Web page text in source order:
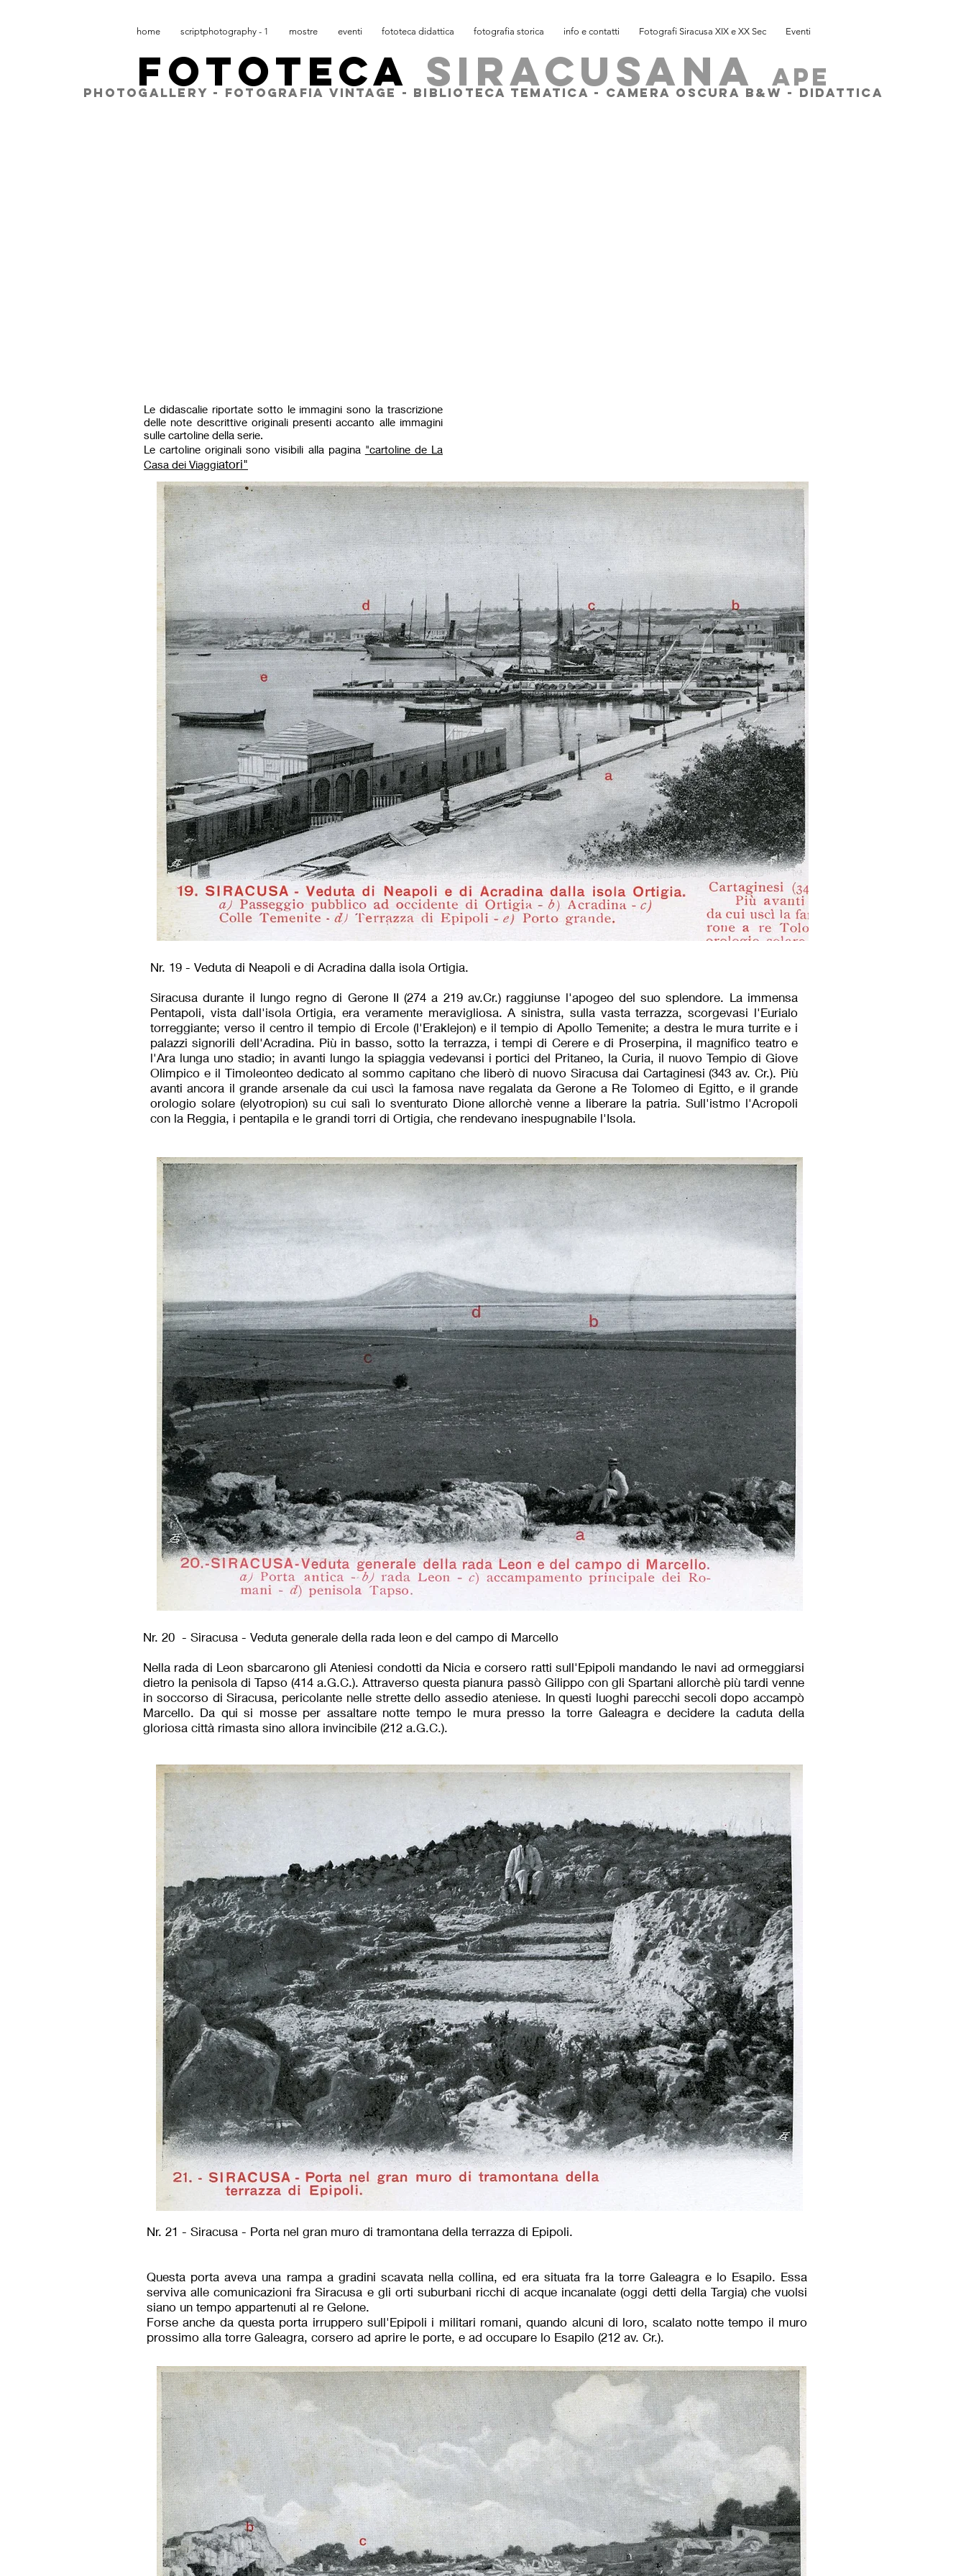
home scriptphotography - 1 mostre eventi fototeca didattica fotografia storica info e contatti Fotografi Siracusa XIX e XX Sec Eventi
FOTOTECA SIRACUSANAape
PHOTOGALLERY - FOTOGRAFIA VINTAGE - BIBLIOTECA TEMATICA - CAMERA OSCURA B&W - DIDATTICA
Le didascalie riportate sotto le immagini sono la trascrizione
delle note descrittive originali presenti accanto alle immagini
sulle cartoline della serie.
Le cartoline originali sono visibili alla pagina "cartoline de La
Casa dei Viaggiatori"
Nr. 19 - Veduta di Neapoli e di Acradina dalla isola Ortigia.
Siracusa durante il lungo regno di Gerone II (274 a 219 av.Cr.) raggiunse l'apogeo del suo splendore. La immensa
Pentapoli, vista dall'isola Ortigia, era veramente meravigliosa. A sinistra, sulla vasta terrazza, scorgevasi l'Eurialo
torreggiante; verso il centro il tempio di Ercole (l'Eraklejon) e il tempio di Apollo Temenite; a destra le mura turrite e i
palazzi signorili dell'Acradina. Più in basso, sotto la terrazza, i tempi di Cerere e di Proserpina, il magnifico teatro e
l'Ara lunga uno stadio; in avanti lungo la spiaggia vedevansi i portici del Pritaneo, la Curia, il nuovo Tempio di Giove
Olimpico e il Timoleonteo dedicato al sommo capitano che liberò di nuovo Siracusa dai Cartaginesi (343 av. Cr.). Più
avanti ancora il grande arsenale da cui uscì la famosa nave regalata da Gerone a Re Tolomeo di Egitto, e il grande
orologio solare (elyotropion) su cui salì lo sventurato Dione allorchè venne a liberare la patria. Sull'istmo l'Acropoli
con la Reggia, i pentapila e le grandi torri di Ortigia, che rendevano inespugnabile l'Isola.
Nr. 20 - Siracusa - Veduta generale della rada leon e del campo di Marcello
Nella rada di Leon sbarcarono gli Ateniesi condotti da Nicia e corsero ratti sull'Epipoli mandando le navi ad ormeggiarsi
dietro la penisola di Tapso (414 a.G.C.). Attraverso questa pianura passò Gilippo con gli Spartani allorchè più tardi venne
in soccorso di Siracusa, pericolante nelle strette dello assedio ateniese. In questi luoghi parecchi secoli dopo accampò
Marcello. Da qui si mosse per assaltare notte tempo le mura presso la torre Galeagra e decidere la caduta della
gloriosa città rimasta sino allora invincibile (212 a.G.C.).
Nr. 21 - Siracusa - Porta nel gran muro di tramontana della terrazza di Epipoli.
Questa porta aveva una rampa a gradini scavata nella collina, ed era situata fra la torre Galeagra e lo Esapilo. Essa
serviva alle comunicazioni fra Siracusa e gli orti suburbani ricchi di acque incanalate (oggi detti della Targia) che vuolsi
siano un tempo appartenuti al re Gelone.
Forse anche da questa porta irruppero sull'Epipoli i militari romani, quando alcuni di loro, scalato notte tempo il muro
prossimo alla torre Galeagra, corsero ad aprire le porte, e ad occupare lo Esapilo (212 av. Cr.).